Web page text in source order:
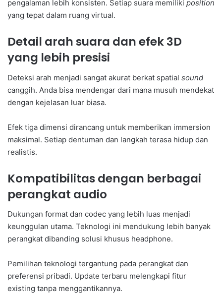
pengalaman lebih konsisten. Setiap suara memiliki position
yang tepat dalam ruang virtual.
Detail arah suara dan efek 3D
yang lebih presisi
Deteksi arah menjadi sangat akurat berkat spatial sound
canggih. Anda bisa mendengar dari mana musuh mendekat
dengan kejelasan luar biasa.
Efek tiga dimensi dirancang untuk memberikan immersion
maksimal. Setiap dentuman dan langkah terasa hidup dan
realistis.
Kompatibilitas dengan berbagai
perangkat audio
Dukungan format dan codec yang lebih luas menjadi
keunggulan utama. Teknologi ini mendukung lebih banyak
perangkat dibanding solusi khusus headphone.
Pemilihan teknologi tergantung pada perangkat dan
preferensi pribadi. Update terbaru melengkapi fitur
existing tanpa menggantikannya.